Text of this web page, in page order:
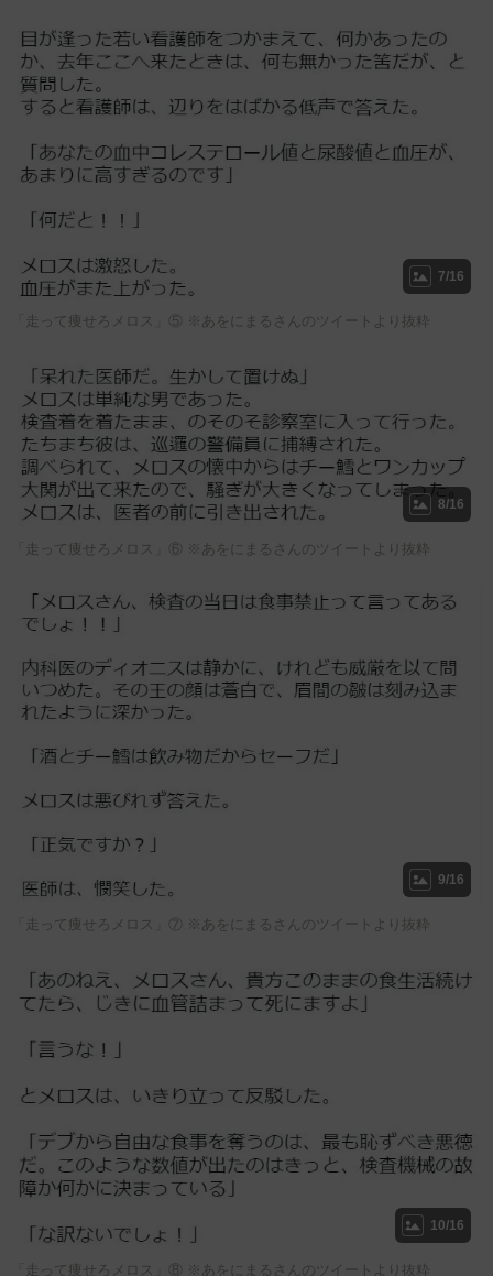
7/16
「走って痩せろメロス」⑤ ※あをにまるさんのツイートより抜粋
8/16
「走って痩せろメロス」⑥ ※あをにまるさんのツイートより抜粋
9/16
「走って痩せろメロス」⑦ ※あをにまるさんのツイートより抜粋
10/16
「走って痩せろメロス」⑧ ※あをにまるさんのツイートより抜粋